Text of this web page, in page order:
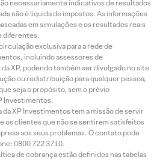
necessariamente indicativos de resultados
não é líquida de impostos. As informações
em simulações e os resultados reais
diferentes.
exclusiva para a rede de
incluindo assessores de
XP, podendo também ser divulgado no site
ou redistribuição para qualquer pessoa,
seja o propósito, sem o prévio
Investimentos.
XP Investimentos tem a missão de servir
os clientes que não se sentirem satisfeitos
aos seus problemas. O contato pode
0800 722 3710.
de cobrança estão definidos nas tabelas